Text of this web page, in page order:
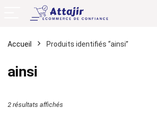
Accueil Produits identifiés “ainsi”
ainsi
2 résultats affichés